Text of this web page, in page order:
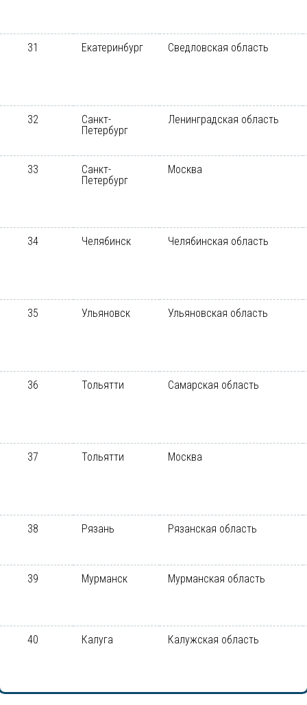
31 Екатеринбург Сведловская область
32
Санкт-
Петербург
Ленинградская область
33
Санкт-
Петербург
Москва
34 Челябинск Челябинская область
35 Ульяновск Ульяновская область
36 Тольятти Самарская область
37 Тольятти Москва
38 Рязань Рязанская область
39 Мурманск Мурманская область
40 Калуга Калужская область